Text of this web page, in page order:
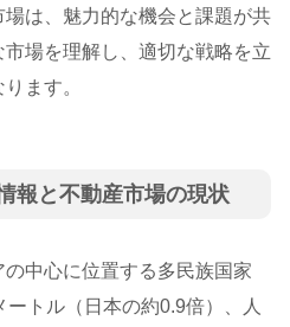
は、魅力的な機会と課題が共
場を理解し、適切な戦略を立
ます。
報と不動産市場の現状
中心に位置する多民族国家
トル（日本の約0.9倍）、人